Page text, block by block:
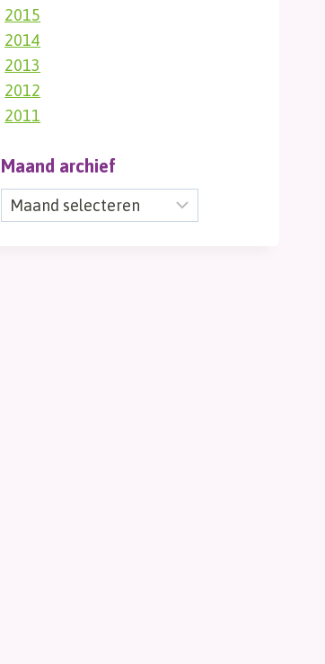
2015
2014
2013
2012
2011
Maand archief
Maand
archief